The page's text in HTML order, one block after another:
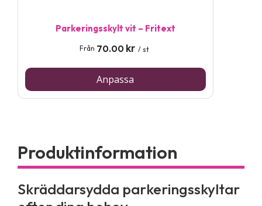
Parkeringsskylt vit – Fritext
Från 70.00 kr / st
Anpassa
Skräddarsydda parkeringsskyltar